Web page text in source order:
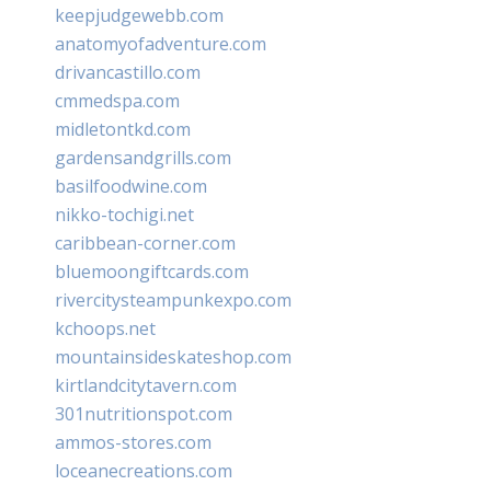
keepjudgewebb.com
anatomyofadventure.com
drivancastillo.com
cmmedspa.com
midletontkd.com
gardensandgrills.com
basilfoodwine.com
nikko-tochigi.net
caribbean-corner.com
bluemoongiftcards.com
rivercitysteampunkexpo.com
kchoops.net
mountainsideskateshop.com
kirtlandcitytavern.com
301nutritionspot.com
ammos-stores.com
loceanecreations.com